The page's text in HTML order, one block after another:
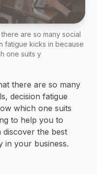
are so many social
fatigue kicks in because
one suits y
there are so many
decision fatigue
which one suits
to help you to
the best
in your business.